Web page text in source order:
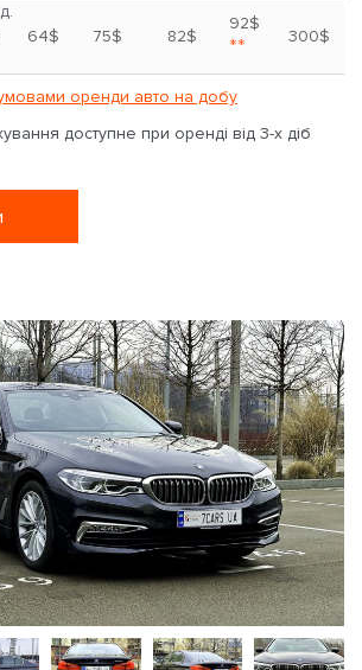
64$ 75$ 82$
92$
** 300$
оренди авто на добу
доступне при оренді від 3-х діб